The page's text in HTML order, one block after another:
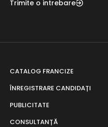
Trimite o intrebare
CATALOG FRANCIZE
ÎNREGISTRARE CANDIDAȚI
PUBLICITATE
CONSULTANȚĂ